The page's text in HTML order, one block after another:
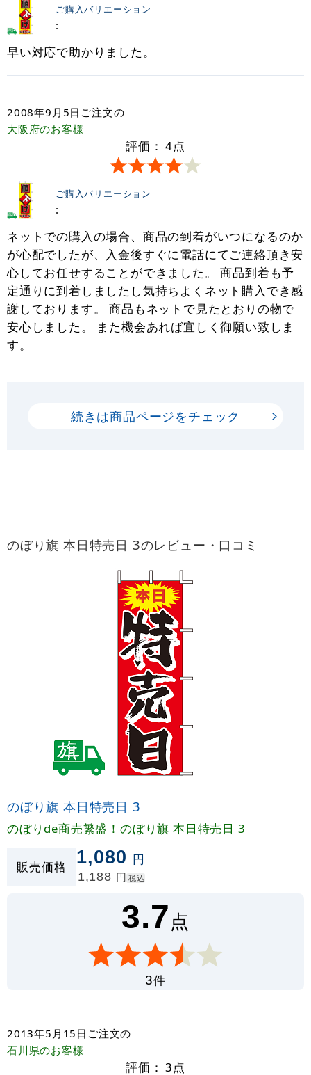
ご購入バリエーション
:
早い対応で助かりました。
2008年9月5日 ご注文の
大阪府のお客様
評価： 4点
ご購入バリエーション
:
ネットでの購入の場合、商品の到着がいつになるのか
が心配でしたが、入金後すぐに電話にてご連絡頂き安
心してお任せすることができました。 商品到着も予
定通りに到着しましたし気持ちよくネット購入でき感
謝しております。 商品もネットで見たとおりの物で
安心しました。 また機会あれば宜しく御願い致しま
す。
続きは商品ページをチェック
のぼり旗 本日特売日 3のレビュー・口コミ
のぼり旗 本日特売日 3
のぼりde商売繁盛！のぼり旗 本日特売日 3
販売価格 1,080 円
1,188 円 税込
3.7点
3件
2013年5月15日 ご注文の
石川県のお客様
評価： 3点